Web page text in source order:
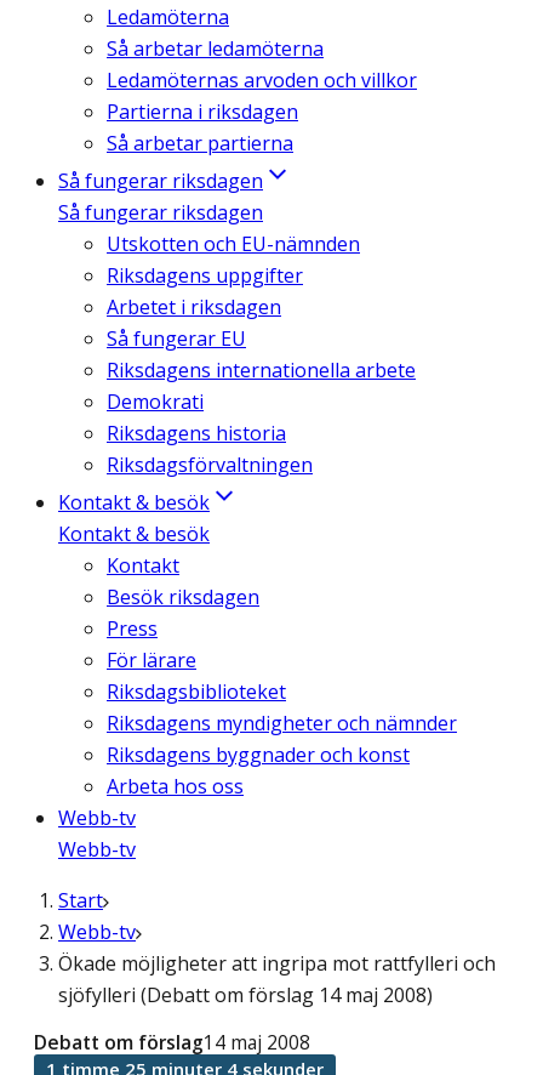
Ledamöterna
Så arbetar ledamöterna
Ledamöternas arvoden och villkor
Partierna i riksdagen
Så arbetar partierna
Så fungerar riksdagen
Så fungerar riksdagen
Utskotten och EU-nämnden
Riksdagens uppgifter
Arbetet i riksdagen
Så fungerar EU
Riksdagens internationella arbete
Demokrati
Riksdagens historia
Riksdagsförvaltningen
Kontakt & besök
Kontakt & besök
Kontakt
Besök riksdagen
Press
För lärare
Riksdagsbiblioteket
Riksdagens myndigheter och nämnder
Riksdagens byggnader och konst
Arbeta hos oss
Webb-tv
Webb-tv
Start
Webb-tv
Ökade möjligheter att ingripa mot rattfylleri och
sjöfylleri (Debatt om förslag 14 maj 2008)
Debatt om förslag14 maj 2008
1 timme 25 minuter 4 sekunder